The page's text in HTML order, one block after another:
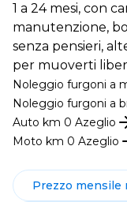
1 a 24 mesi, con
manutenzione,
senza pensieri,
per muoverti
Noleggio furgoni a
Noleggio furgoni a
Auto km 0 Azeglio
Moto km 0 Azeglio
Prezzo mensile